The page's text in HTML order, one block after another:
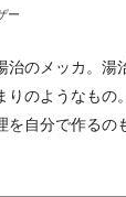
ー
治のメッカ。湯
りのようなもの
を自分で作るの